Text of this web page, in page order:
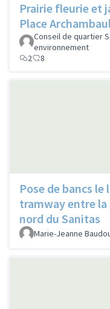
Prairie fleurie et
Place
Conseil de quartier
environnement
2
8
Pose de bancs le
tramway entre la
nord du Sanitas
Marie-Jeanne